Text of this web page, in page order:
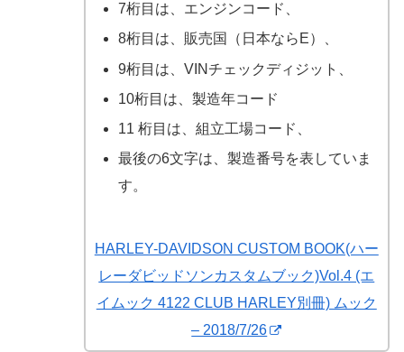
7桁目は、エンジンコード、
8桁目は、販売国（日本ならE）、
9桁目は、VINチェックディジット、
10桁目は、製造年コード
11 桁目は、組立工場コード、
最後の6文字は、製造番号を表していま
す。
HARLEY-DAVIDSON CUSTOM BOOK(ハー
レーダビッドソンカスタムブック)Vol.4 (エ
イムック 4122 CLUB HARLEY別冊) ムック
– 2018/7/26